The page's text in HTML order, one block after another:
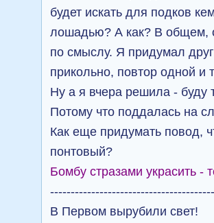
будет искать для подков
лошадью? А как? В общем,
по смыслу. Я придумал
прикольно, повтор одной и
Ну а я вчера решила - буду
Потому что поддалась на
Как еще придумать повод,
понтовый?
Бомбу стразами украсить -
В Первом вырубили свет!